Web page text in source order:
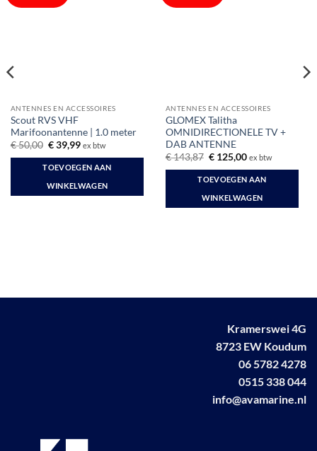
ANTENNES EN ACCESSOIRES
Scout RVS VHF
Marifoonantenne | 1.0 meter
€50,00 Oorspronkelijke
was:
€ 50,00.
€39,99Huidige
is:
€ 39,99.
ex btw
TOEVOEGEN AAN
WINKELWAGEN
ANTENNES EN ACCESSOIRES
GLOMEX Talitha
OMNIDIRECTIONELE TV +
DAB ANTENNE
€143,87 Oorspronkelijke
was:
€ 143,87.
€125,00Huidige
is:
€ 125,00.
ex btw
TOEVOEGEN AAN
WINKELWAGEN
Kramerswei 4G
8723 EW Koudum
06 5782 4278
0515 338 044
info@avamarine.nl